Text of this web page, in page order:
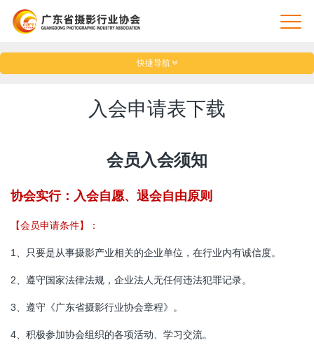
快捷导航
入会申请表下载
会员入会须知
协会实行：入会自愿、退会自由原则
【会员申请条件】：
1、只要是从事摄影产业相关的企业单位，在行业内有诚信度。
2、遵守国家法律法规，企业法人无任何违法犯罪记录。
3、遵守《广东省摄影行业协会章程》。
4、积极参加协会组织的各项活动、学习交流。